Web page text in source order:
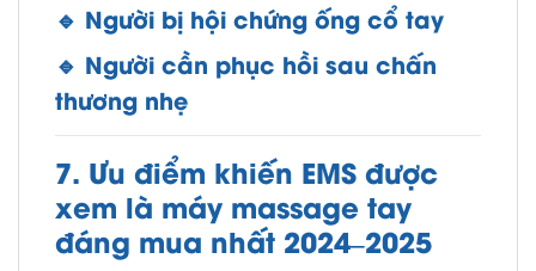
🔹 Người bị hội chứng ống cổ tay
🔹 Người cần phục hồi sau chấn
thương nhẹ
7. Ưu điểm khiến EMS được
xem là máy massage tay
đáng mua nhất 2024–2025